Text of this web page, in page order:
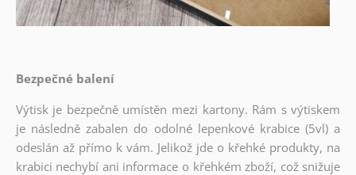
Bezpečné balení
Výtisk je bezpečně umístěn mezi kartony. Rám s výtiskem
je následně zabalen do odolné lepenkové krabice (5vl) a
odeslán až přímo k vám. Jelikož jde o křehké produkty, na
krabici nechybí ani informace o křehkém zboží, což snižuje